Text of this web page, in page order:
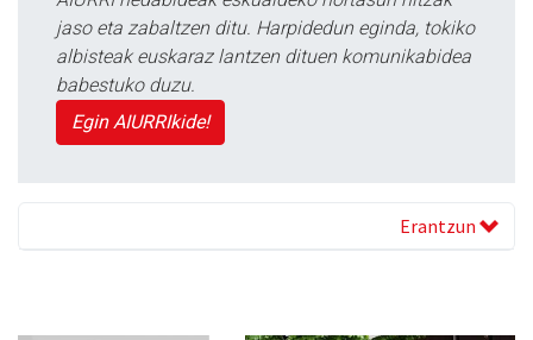
jaso eta zabaltzen ditu. Harpidedun eginda, tokiko
albisteak euskaraz lantzen dituen komunikabidea
babestuko duzu.
Egin AIURRIkide!
Erantzun